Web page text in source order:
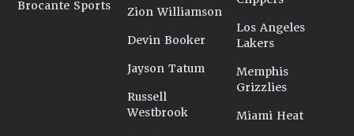
Brocante Sports
Zion Williamson
Devin Booker
Jayson Tatum
Russell
Westbrook
Los Angeles
Lakers
Memphis
Grizzlies
Miami Heat